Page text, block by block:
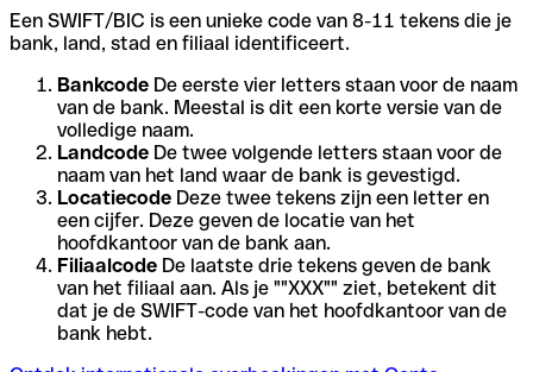
Een SWIFT/BIC is een unieke code van 8-11 tekens die je
bank, land, stad en filiaal identificeert.
Bankcode De eerste vier letters staan voor de naam
van de bank. Meestal is dit een korte versie van de
volledige naam.
Landcode De twee volgende letters staan voor de
naam van het land waar de bank is gevestigd.
Locatiecode Deze twee tekens zijn een letter en
een cijfer. Deze geven de locatie van het
hoofdkantoor van de bank aan.
Filiaalcode De laatste drie tekens geven de bank
van het filiaal aan. Als je ""XXX"" ziet, betekent dit
dat je de SWIFT-code van het hoofdkantoor van de
bank hebt.